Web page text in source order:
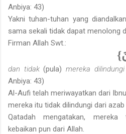
Anbiya: 43)
Yakni tuhan-tuhan yang
sama sekali tidak dapat menolong
Firman Allah Swt.:
dan tidak(pula)mereka
Anbiya: 43)
Al-Aufi telah meriwayatkan dari
mereka itu tidak dilindungi dari azab
Qatadah mengatakan,
kebaikan pun dari Allah.